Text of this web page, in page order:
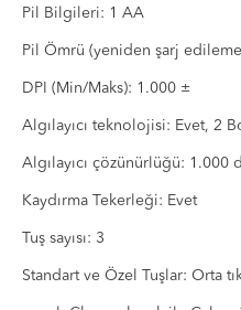
Pil Bilgileri: 1 AA
Pil Ömrü (yeniden şarj
DPI (Min/Maks): 1.000 ±
Algılayıcı teknolojisi: Evet, 2
Algılayıcı çözünürlüğü: 1.000
Kaydırma Tekerleği: Evet
Tuş sayısı: 3
Standart ve Özel Tuşlar: Orta